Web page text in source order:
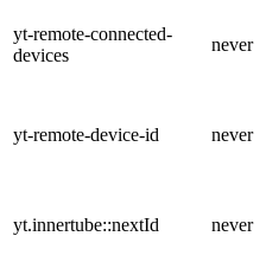
yt-remote-connected-
devices
never
yt-remote-device-id never
yt.innertube::nextId never